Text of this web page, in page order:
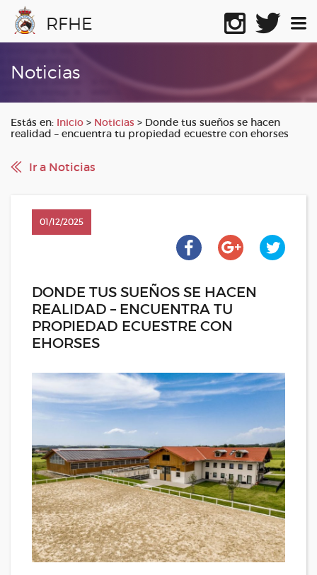
RFHE
Noticias
Estás en: Inicio > Noticias > Donde tus sueños se hacen
realidad – encuentra tu propiedad ecuestre con ehorses
Ir a Noticias
01/12/2025
DONDE TUS SUEÑOS SE HACEN
REALIDAD – ENCUENTRA TU
PROPIEDAD ECUESTRE CON
EHORSES